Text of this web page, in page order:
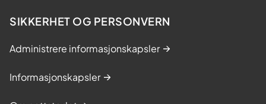
SIKKERHET OG PERSONVERN
Administrere informasjonskapsler
Informasjonskapsler